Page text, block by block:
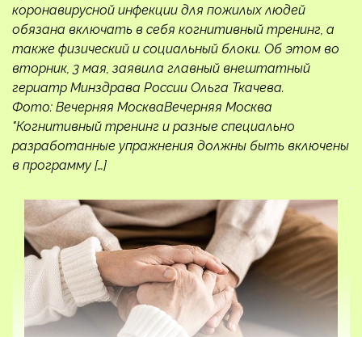
коронавирусной инфекции для пожилых людей
обязана включать в себя когнитивный тренинг, а
также физический и социальный блоки. Об этом во
вторник, 3 мая, заявила главный внештатный
гериатр Минздрава России Ольга Ткачева.
Фото: Вечерняя МоскваВечерняя Москва
"Когнитивный тренинг и разные специально
разработанные упражнения должны быть включены
в программу […]